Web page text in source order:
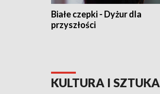
Białe czepki - Dyżur dla
przyszłości
KULTURA I SZTUKA